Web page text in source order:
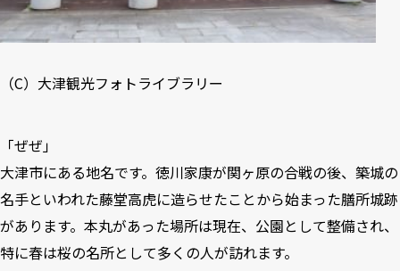
（C） 大津観光フォトライブラリー
「ぜぜ」
大津市にある地名です。徳川家康が関ヶ原の合戦の後、築城の
名手といわれた藤堂高虎に造らせたことから始まった膳所城跡
があります。本丸があった場所は現在、公園として整備され、
特に春は桜の名所として多くの人が訪れます。